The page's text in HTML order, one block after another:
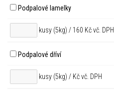
Podpalové lamelky
kusy (5kg) / 160 Kč vč. DPH
Podpalové dříví
kusy (5kg) / Kč vč. DPH